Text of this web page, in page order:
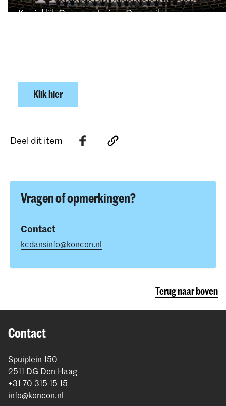
Koninklijk Conservatorium Dans wil dansers
Klik hier
Deel dit item
Vragen of opmerkingen?
Contact
kcdansinfo@koncon.nl
Terug naar boven
Contact
Spuiplein 150
2511 DG Den Haag
+31 70 315 15 15
info@koncon.nl